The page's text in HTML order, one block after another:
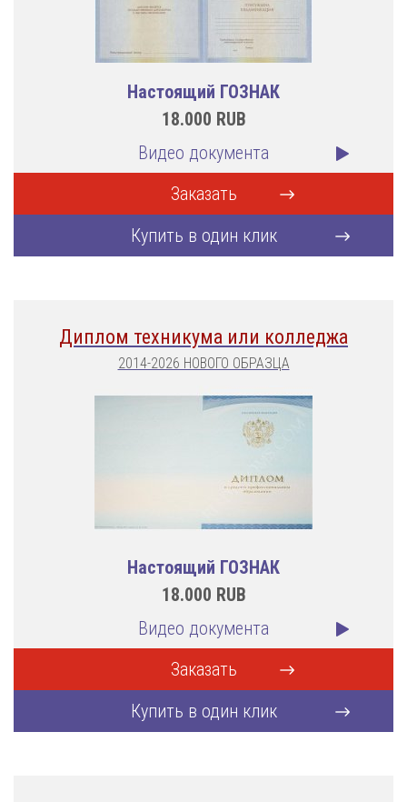
Настоящий ГОЗНАК
18.000 RUB
Видео документа
Заказать
Купить в один клик
Диплом техникума или колледжа
2014-2026 НОВОГО ОБРАЗЦА
Настоящий ГОЗНАК
18.000 RUB
Видео документа
Заказать
Купить в один клик